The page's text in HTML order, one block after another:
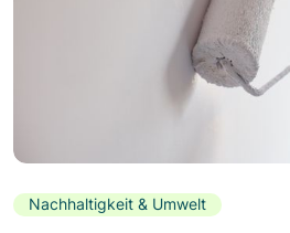
Nachhaltigkeit & Umwelt